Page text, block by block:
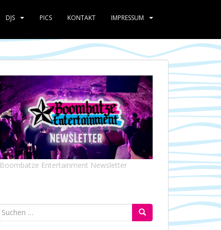
DJS PICS KONTAKT IMPRESSUM
Boombatze Entertainment Newsletter
Suchen